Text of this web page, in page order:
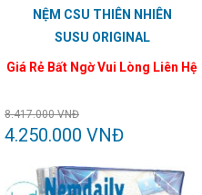
NỆM CSU THIÊN NHIÊN
SUSU ORIGINAL
Giá Rẻ Bất Ngờ Vui Lòng Liên Hệ
8.417.000 VNĐ
4.250.000 VNĐ